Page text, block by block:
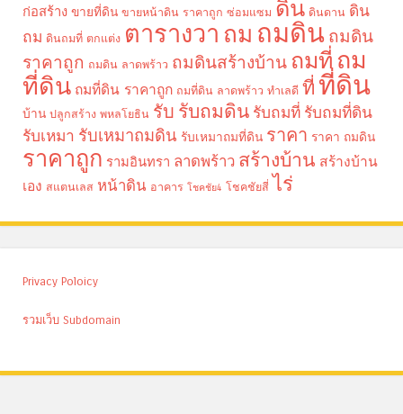
ก่อสร้าง ขายที่ดิน ขายหน้าดิน ราคาถูก ซ่อมแซม ดิน ดินดาน ดิน
ถม ดินถมที่ ตกแต่ง ตารางวา ถม ถมดิน ถมดิน
ราคาถูก ถมดิน ลาดพร้าว ถมดินสร้างบ้าน ถมที่ถม
ที่ดิน ถมที่ดิน ราคาถูก ถมที่ดิน ลาดพร้าว ทำเลดี ที่ ที่ดิน
บ้าน ปลูกสร้าง พหลโยธิน รับ รับถมดิน รับถมที่ รับถมที่ดิน
รับเหมา รับเหมาถมดิน รับเหมาถมที่ดิน ราคา ราคา ถมดิน
ราคาถูก รามอินทรา ลาดพร้าว สร้างบ้าน สร้างบ้าน
เอง สแตนเลส หน้าดิน อาคาร โชคชัย4 โชคชัยสี่ ไร่
Privacy Poloicy
รวมเว็บ Subdomain